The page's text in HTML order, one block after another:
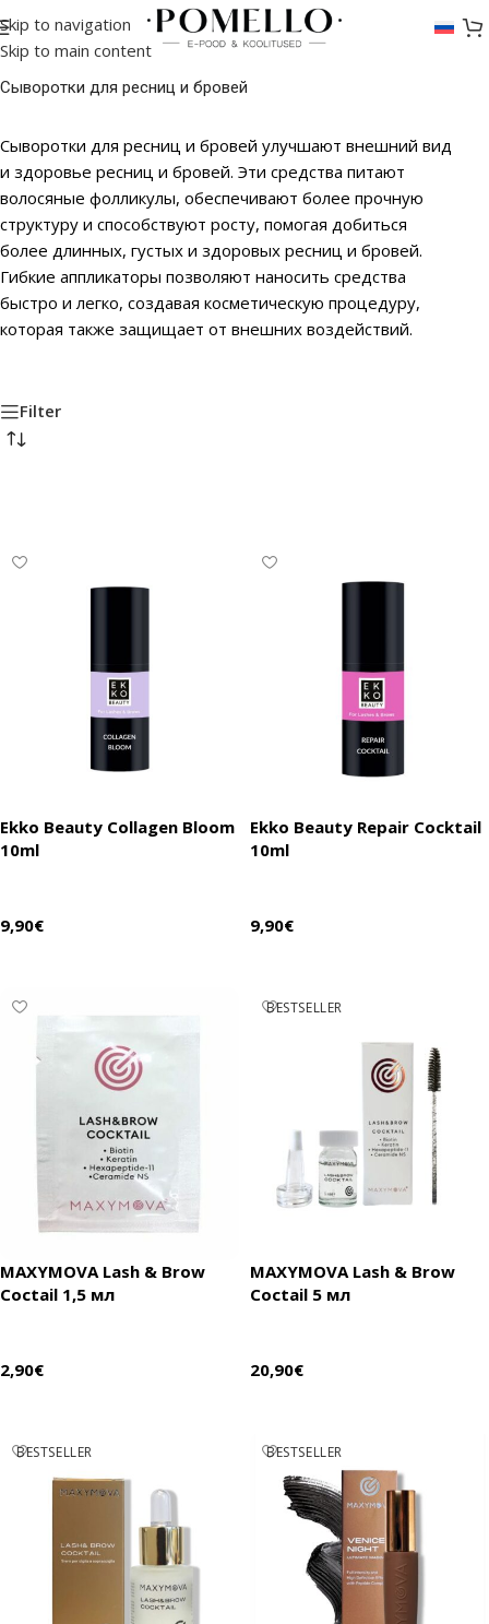
Skip to navigation
Skip to main content
Сыворотки для ресниц и бровей
Сыворотки для ресниц и бровей улучшают внешний вид
и здоровье ресниц и бровей. Эти средства питают
волосяные фолликулы, обеспечивают более прочную
структуру и способствуют росту, помогая добиться
более длинных, густых и здоровых ресниц и бровей.
Гибкие аппликаторы позволяют наносить средства
быстро и легко, создавая косметическую процедуру,
которая также защищает от внешних воздействий.
Filter
Ekko Beauty Collagen Bloom
10ml
9,90€
Ekko Beauty Repair Cocktail
10ml
9,90€
MAXYMOVA Lash & Brow
Coctail 1,5 мл
2,90€
BESTSELLER
MAXYMOVA Lash & Brow
Coctail 5 мл
20,90€
BESTSELLER BESTSELLER